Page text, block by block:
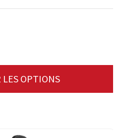
LES OPTIONS